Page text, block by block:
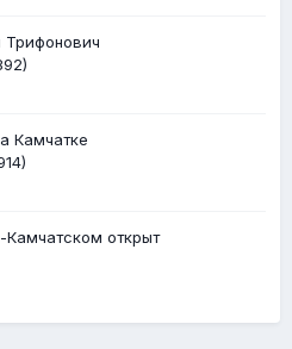
Трифонович
Камчатке
открыт